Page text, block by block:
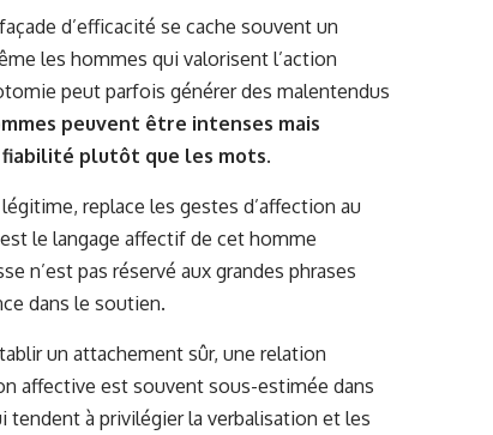
d’efficacité se cache souvent un
les hommes qui valorisent l’action
peut parfois générer des malentendus
peuvent être intenses mais
plutôt que les mots.
replace les gestes d’affection au
le langage affectif de cet homme
n’est pas réservé aux grandes phrases
dans le soutien.
un attachement sûr, une relation
affective est souvent sous-estimée dans
tendent à privilégier la verbalisation et les